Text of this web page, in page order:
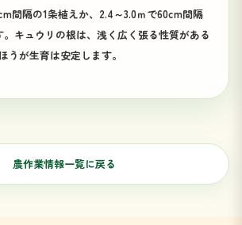
間隔の1条植えか、2.4～3.0ｍで60cm間隔
キュウリの根は、浅く広く張る性質がある
うが生育は安定します。
農作業情報一覧に戻る